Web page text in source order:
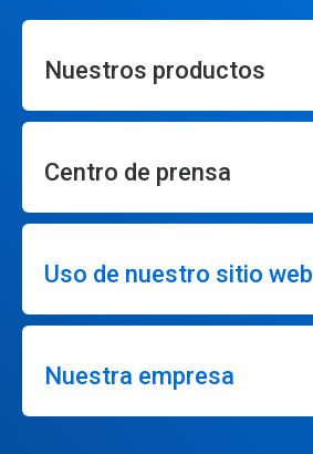
Nuestros productos
Centro de prensa
Uso de nuestro sitio web
Nuestra empresa